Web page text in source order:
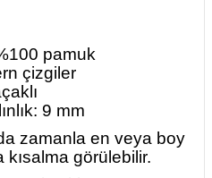
pamuk
çizgiler
9 mm
zamanla en veya boy
görülebilir.